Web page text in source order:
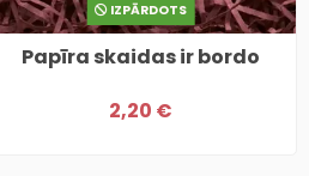
IZPĀRDOTS
Papīra skaidas ir bordo
2,20 €